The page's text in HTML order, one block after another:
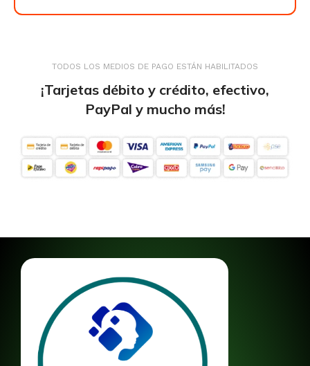
TODOS LOS MEDIOS DE PAGO ESTÁN HABILITADOS
¡Tarjetas débito y crédito, efectivo,
PayPal y mucho más!